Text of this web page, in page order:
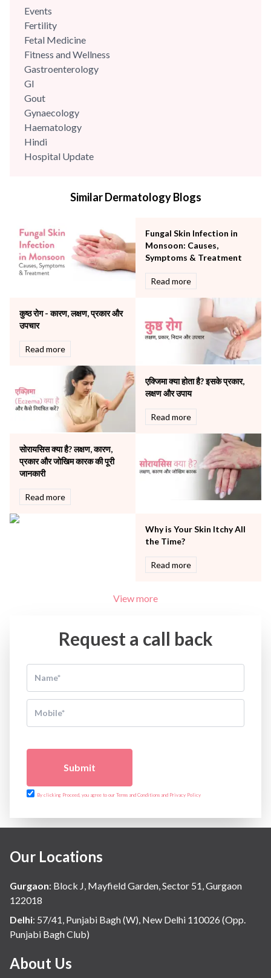
Events
Fertility
Fetal Medicine
Fitness and Wellness
Gastroenterology
GI
Gout
Gynaecology
Haematology
Hindi
Hospital Update
Mental Health
Neonatology & Paediatrics
Nephrology & Dialysis
Neurology
Obstetrics
Pulmonology
Rheumatology
Robotic Precision
Surgery
The Breast Centre
The Oncology Centre
Urology
Water Birthing
Women Wellness
Similar Dermatology Blogs
Fungal Skin Infection in
Monsoon: Causes,
Symptoms & Treatment
Read more
कुष्ठ रोग - कारण, लक्षण, प्रकार और
उपचार
Read more
एक्जिमा क्या होता है? इसके प्रकार,
लक्षण और उपाय
Read more
सोरायसिस क्या है? लक्षण, कारण,
प्रकार और जोखिम कारक की पूरी
जानकारी
Read more
Why is Your Skin Itchy All
the Time?
Read more
View more
Request a call back
Submit
By clicking Proceed, you agree to our Terms and Conditions and Privacy Policy
Our Locations
Gurgaon: Block J, Mayfield Garden, Sector 51, Gurgaon
122018
Delhi: 57/41, Punjabi Bagh (W), New Delhi 110026 (Opp.
Punjabi Bagh Club)
About Us